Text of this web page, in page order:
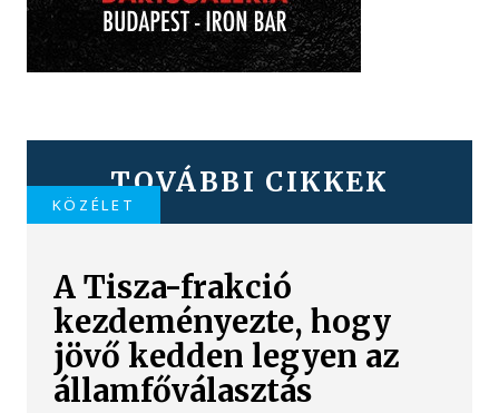
TOVÁBBI CIKKEK
KÖZÉLET
A Tisza-frakció
kezdeményezte, hogy
jövő kedden legyen az
államfőválasztás